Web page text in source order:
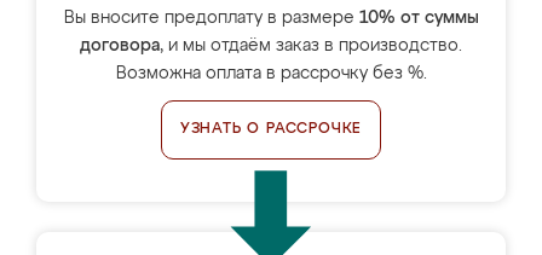
Вы вносите предоплату в размере 10% от суммы
договора, и мы отдаём заказ в производство.
Возможна оплата в рассрочку без %.
УЗНАТЬ О РАССРОЧКЕ